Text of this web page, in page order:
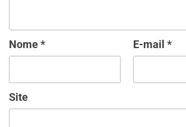
Nome* E-mail *
Site